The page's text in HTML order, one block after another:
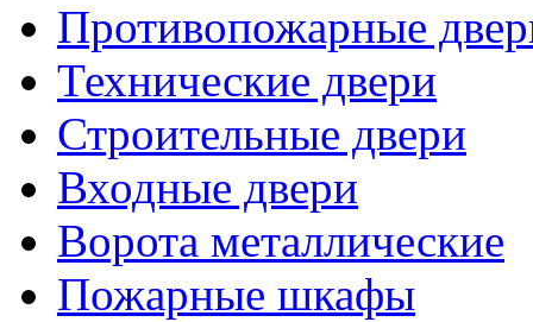
Противопожарные
Технические двери
Строительные двери
Входные двери
Ворота металлические
Пожарные шкафы